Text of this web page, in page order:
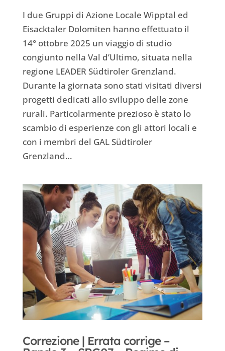
I due Gruppi di Azione Locale Wipptal ed
Eisacktaler Dolomiten hanno effettuato il
14° ottobre 2025 un viaggio di studio
congiunto nella Val d’Ultimo, situata nella
regione LEADER Südtiroler Grenzland.
Durante la giornata sono stati visitati diversi
progetti dedicati allo sviluppo delle zone
rurali. Particolarmente prezioso è stato lo
scambio di esperienze con gli attori locali e
con i membri del GAL Südtiroler
Grenzland…
Correzione | Errata corrige –